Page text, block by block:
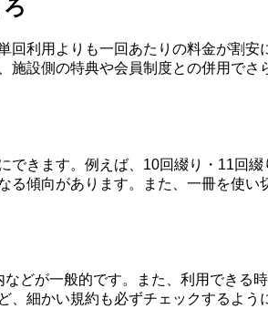
利用よりも一回あたりの料金が割
設側の特典や会員制度との併用で
きます。例えば、10回綴り・11回
傾向があります。また、一冊を使
どが一般的です。また、利用できる
細かい規約も必ずチェックするよう